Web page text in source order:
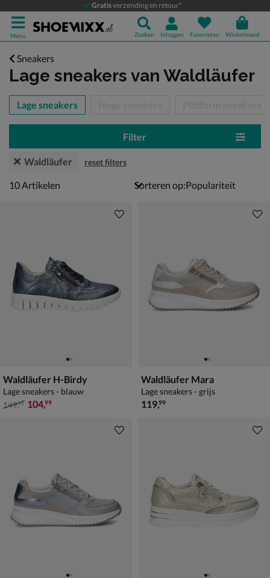
Gratisverzending en retour*
Menu Zoeken Inloggen Favorieten Winkelmand
Sneakers
Lage sneakers van Waldläufer
over
Lage sneakers
Filter
Waldläufer reset filters
10 artikelen
10Artikelen Sorteren op:
Waldläufer H-Birdy
Lage sneakers - blauw
van € 149,99 voor € 104,99
149,99 104,99
Waldläufer Mara
Lage sneakers - grijs
€ 119,99
119,99